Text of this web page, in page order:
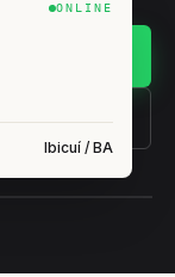
ONLINE
Ibicuí / BA